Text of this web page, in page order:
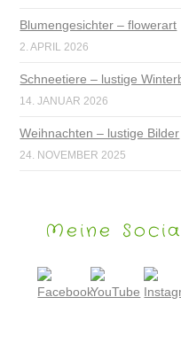
Blumengesichter – flowerart
2. APRIL 2026
Schneetiere – lustige
14. JANUAR 2026
Weihnachten – lustige Bilder
24. NOVEMBER 2025
Meine